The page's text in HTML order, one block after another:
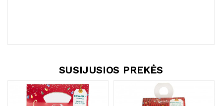
SUSIJUSIOS PREKĖS